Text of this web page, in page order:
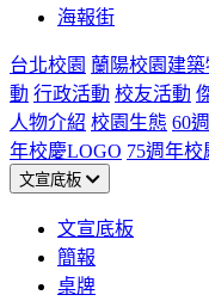
海報街
台北校園 蘭陽校園建築
動 行政活動 校友活動
人物介紹 校園生態 60
年校慶LOGO 75週年校
文宣底板
文宣底板
簡報
桌牌